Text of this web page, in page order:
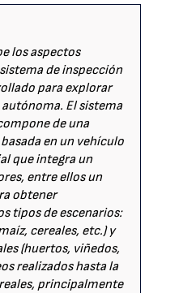
los aspectos
de inspección
para explorar
El sistema
de una
en un vehículo
que integra un
entre ellos un
obtener
tipos de escenarios:
cereales, etc.) y
(huertos, viñedos,
realizados hasta la
principalmente